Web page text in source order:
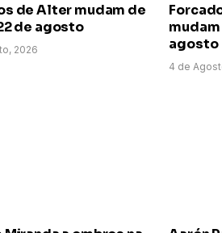
de Alter mudam de
de agosto
2026
mudam
agosto
4 de